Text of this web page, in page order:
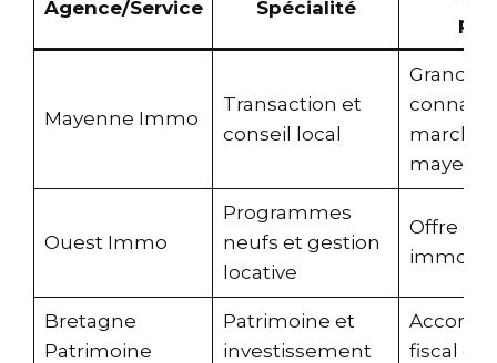
Agence/Service Spécialité
Mayenne Immo
Transaction et
conseil local
Grande
marché
Ouest Immo
Programmes
neufs et gestion
locative
Offre
Bretagne
Patrimoine
Patrimoine et
investissement
fiscal et